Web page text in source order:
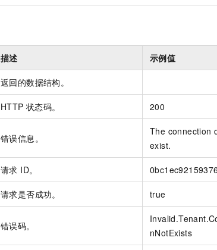
描述 示例值
返回的数据结构。
HTTP 状态码。 200
错误信息。
The connection
exist.
请求 ID。 0bc1ec92159376
请求是否成功。 true
错误码。
nNotExists